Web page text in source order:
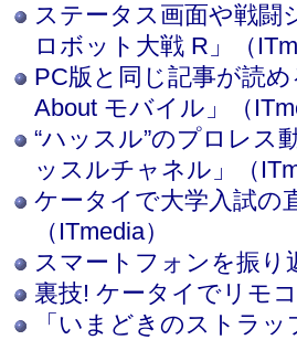
ステータス画面や戦
ロボット大戦 R」（
PC版と同じ記事が読
About モバイル」（
“ハッスル”のプロレ
ッスルチャネル」（
ケータイで大学入試
（ITmedia）
スマートフォンを振り
裏技! ケータイでリモ
「いまどきのストラ